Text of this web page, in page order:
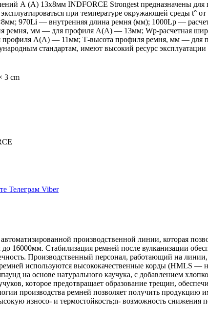
А (А) 13х8мм INDFORCE Strongest предназначены для
при температуре окружающей среды
970Li — внутренняя длина ремня (мм); 1000Lp —
ремня, мм — для профиля А(А) — 13мм; Wp-расчетная
профиля А(А) — 11мм; Т-высота профиля ремня, мм —
стандартам, имеют высокий ресурс
3 cm
Телеграм Viber
производственной линии, которая
Стабилизация ремней после вулканизации
Производственный персонал, работающий на
используются высококачественные корды (HMLS
на основе натурального каучука, с добавлением
которое предотвращает образование трещин,
производства ремней позволяет получить
износо- и термостойкость;n- возможность снижения